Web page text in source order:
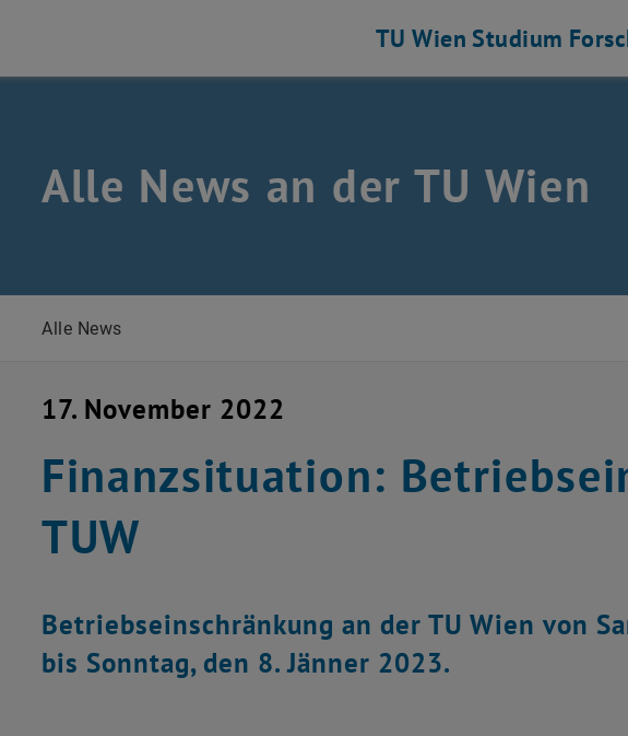
TU Wien Studium
Alle News an der TU Wien
Alle News
17. November 2022
Finanzsituation:
TUW
Betriebseinschränkung an der TU Wien von
bis Sonntag, den 8. Jänner 2023.